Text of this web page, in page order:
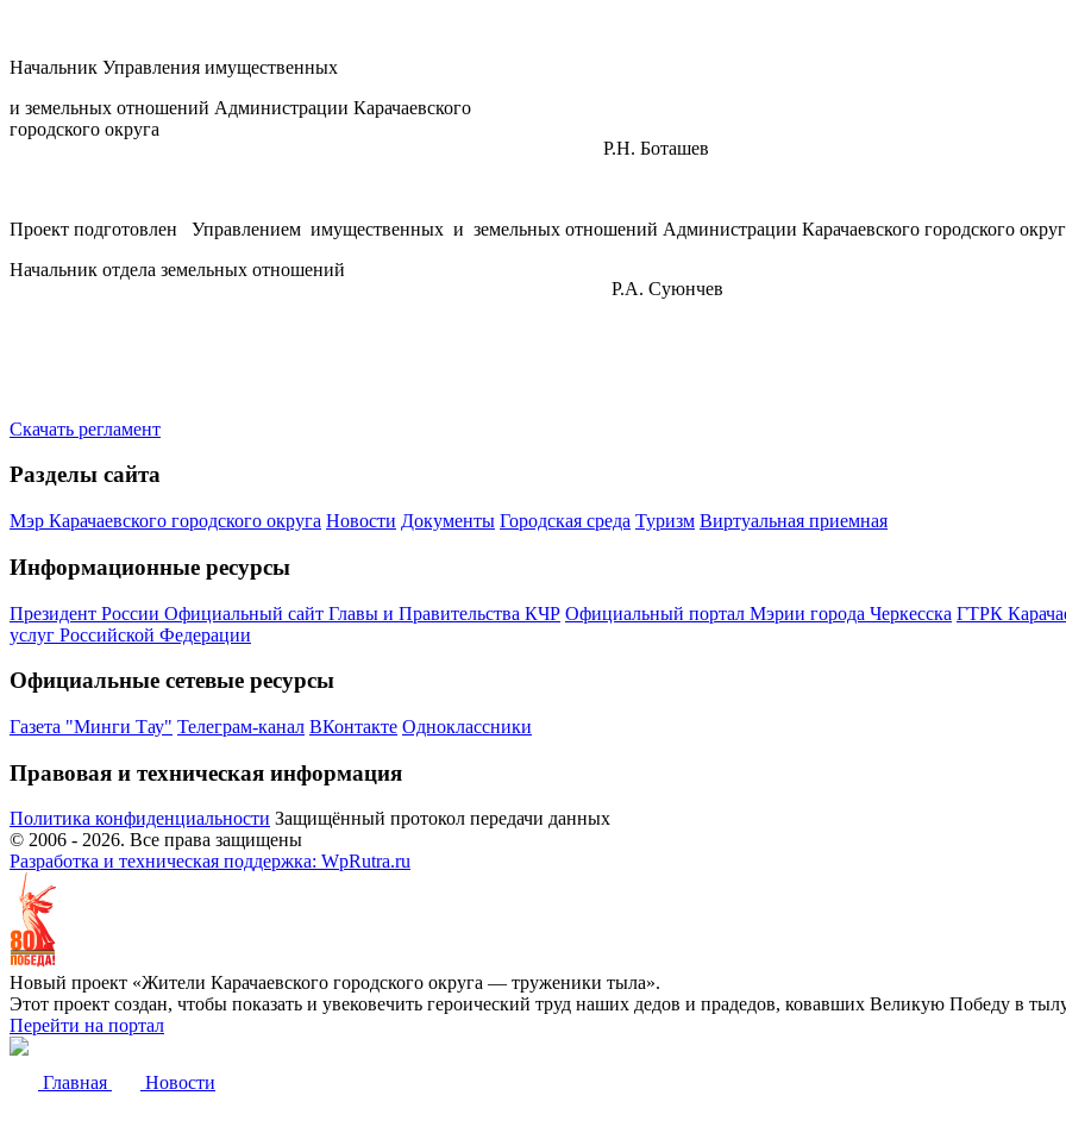
Начальник Управления имущественных
и земельных отношений Администрации Карачаевского
городского округа
Р.Н. Боташев
Проект подготовлен Управлением имущественных и земельных отношений Администрации Карачаевского городского
Начальник отдела земельных отношений
Р.А. Суюнчев
Скачать регламент
Разделы сайта
Мэр Карачаевского городского округа Новости Документы Городская среда Туризм Виртуальная приемная
Информационные ресурсы
Президент России Официальный сайт Главы и Правительства КЧР Официальный портал Мэрии города Черкесска ГТРК
услуг Российской Федерации
Официальные сетевые ресурсы
Газета "Минги Тау" Телеграм-канал ВКонтакте Одноклассники
Правовая и техническая информация
Политика конфиденциальности Защищённый протокол передачи данных
© 2006 - 2026. Все права защищены
Разработка и техническая поддержка: WpRutra.ru
Новый проект «Жители Карачаевского городского округа — труженики тыла».
Этот проект создан, чтобы показать и увековечить героический труд наших дедов и прадедов, ковавших Великую Победу в
Перейти на портал
Главная Новости